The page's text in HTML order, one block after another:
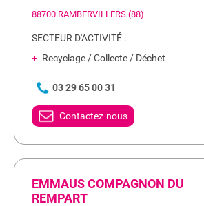
88700 RAMBERVILLERS (88)
SECTEUR D'ACTIVITÉ :
Recyclage / Collecte / Déchet
03 29 65 00 31
Contactez-nous
EMMAUS COMPAGNON DU
REMPART